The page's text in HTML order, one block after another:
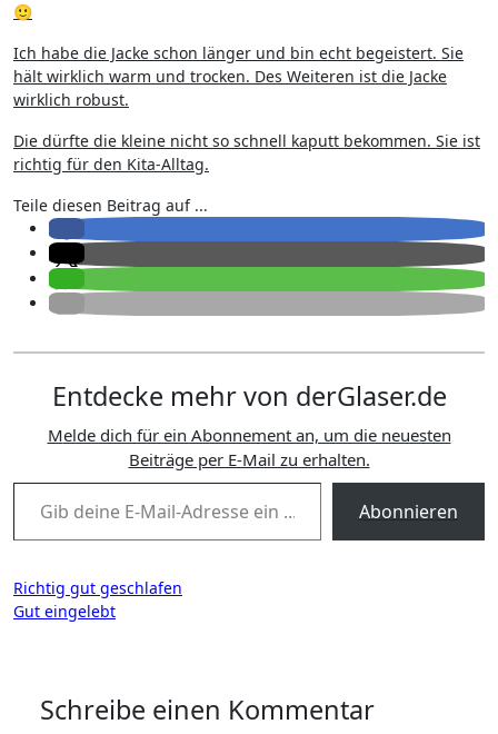
🙂
Ich habe die Jacke schon länger und bin echt begeistert. Sie
hält wirklich warm und trocken. Des Weiteren ist die Jacke
wirklich robust.
Die dürfte die kleine nicht so schnell kaputt bekommen. Sie ist
richtig für den Kita-Alltag.
Teile diesen Beitrag auf ...
Entdecke mehr von derGlaser.de
Melde dich für ein Abonnement an, um die neuesten
Beiträge per E-Mail zu erhalten.
Gib deine E-Mail-Adresse ein ...
Abonnieren
Beitragsnavigation
Richtig gut geschlafen
Gut eingelebt
Schreibe einen Kommentar